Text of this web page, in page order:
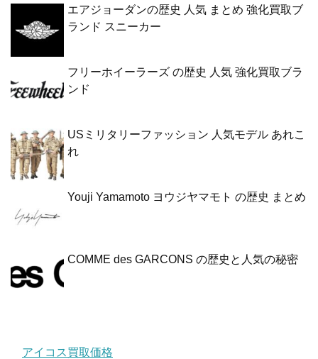
エアジョーダンの歴史 人気 まとめ 強化買取ブ
ランド スニーカー
フリーホイーラーズ の歴史 人気 強化買取ブラ
ンド
USミリタリーファッション 人気モデル あれこ
れ
Youji Yamamoto ヨウジヤマモト の歴史 まとめ
COMME des GARCONS の歴史と人気の秘密
アイコス買取価格